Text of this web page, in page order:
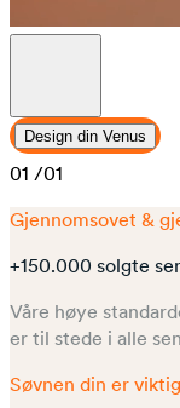
Design din Venus
01 /01
Gjennomsovet &
+150.000 solgte
Våre høye
er til stede i alle
Søvnen din er